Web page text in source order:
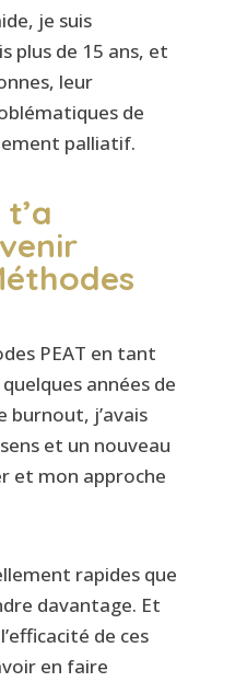
je suis
plus de 15 ans, et
leur
de
palliatif.
PEAT en tant
années de
burnout, j’avais
et un nouveau
et mon approche
rapides que
davantage. Et
de ces
en faire